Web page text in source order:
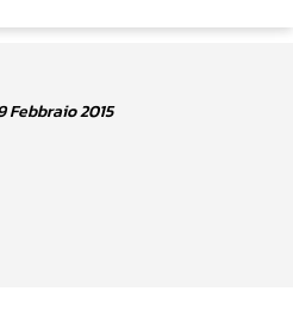
Febbraio 2015